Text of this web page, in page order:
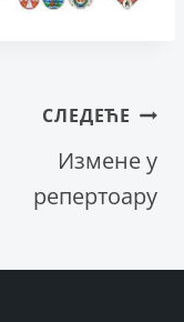
СЛЕДЕЋЕ
Измене у
репертоару